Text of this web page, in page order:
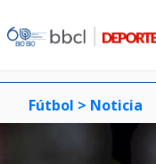
Fútbol > Noticia